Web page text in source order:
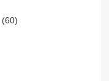
(60)